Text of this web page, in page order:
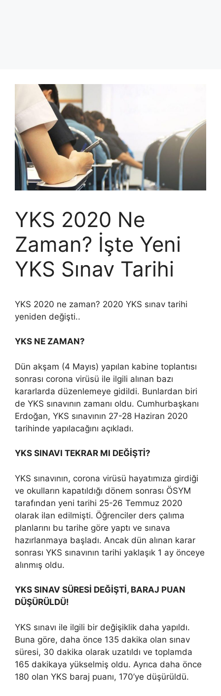
YKS 2020 Ne
Zaman? İşte Yeni
YKS Sınav Tarihi
YKS 2020 ne zaman? 2020 YKS sınav tarihi
yeniden değişti..
YKS NE ZAMAN?
Dün akşam (4 Mayıs) yapılan kabine toplantısı
sonrası corona virüsü ile ilgili alınan bazı
kararlarda düzenlemeye gidildi. Bunlardan biri
de YKS sınavının zamanı oldu. Cumhurbaşkanı
Erdoğan, YKS sınavının 27-28 Haziran 2020
tarihinde yapılacağını açıkladı.
YKS SINAVI TEKRAR MI DEĞİŞTİ?
YKS sınavının, corona virüsü hayatımıza girdiği
ve okulların kapatıldığı dönem sonrası ÖSYM
tarafından yeni tarihi 25-26 Temmuz 2020
olarak ilan edilmişti. Öğrenciler ders çalıma
planlarını bu tarihe göre yaptı ve sınava
hazırlanmaya başladı. Ancak dün alınan karar
sonrası YKS sınavının tarihi yaklaşık 1 ay önceye
alınmış oldu.
YKS SINAV SÜRESİ DEĞİŞTİ, BARAJ PUAN
DÜŞÜRÜLDÜ!
YKS sınavı ile ilgili bir değişiklik daha yapıldı.
Buna göre, daha önce 135 dakika olan sınav
süresi, 30 dakika olarak uzatıldı ve toplamda
165 dakikaya yükselmiş oldu. Ayrıca daha önce
180 olan YKS baraj puanı, 170’ye düşürüldü.